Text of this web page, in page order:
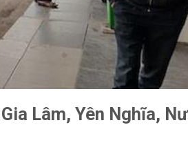
Lâm, Yên Nghĩa,